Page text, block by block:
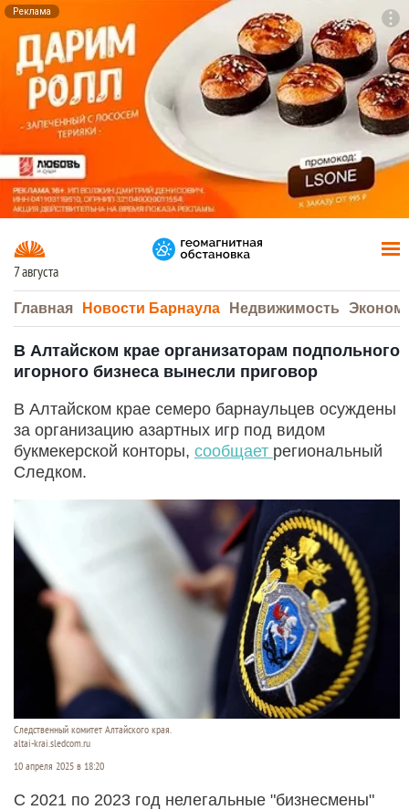
Реклама
7 августа
Главная Новости Барнаула Недвижимость
В Алтайском крае организаторам подпольного
игорного бизнеса вынесли приговор
В Алтайском крае семеро барнаульцев осуждены
за организацию азартных игр под видом
букмекерской конторы, сообщает региональный
Следком.
Следственный комитет Алтайского края.
altai-krai.sledcom.ru
10 апреля 2025 в 18:20
С 2021 по 2023 год нелегальные "бизнесмены"